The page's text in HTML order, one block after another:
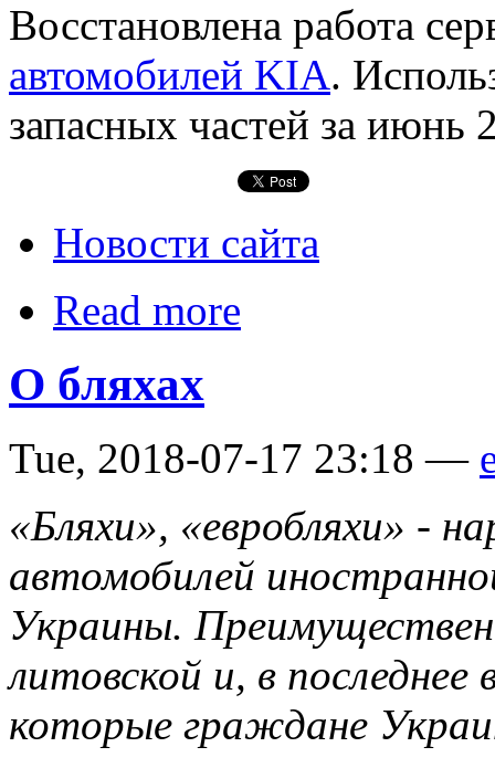
Восстановлена работа
автомобилей KIA.
запасных частей за июнь
Новости сайта
Read more
О бляхах
Tue, 2018-07-17 23:18 —
«Бляхи», «евробляхи» -
автомобилей
Украины.
литовской и, в последнее
которые граждане